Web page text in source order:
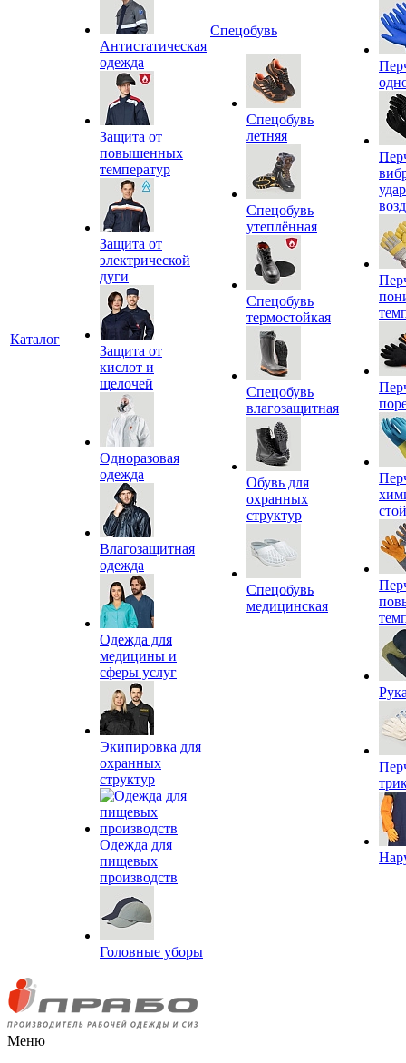
Каталог
Антистатическая
одежда
Защита от
повышенных
температур
Защита от
электрической
дуги
Защита от
кислот и
щелочей
Одноразовая
одежда
Влагозащитная
одежда
Одежда для
медицины и
сферы услуг
Экипировка для
охранных
структур
Одежда для
пищевых
производств
Головные уборы
Спецобувь
Спецобувь
летняя
Спецобувь
утеплённая
Спецобувь
термостойкая
Спецобувь
влагозащитная
Обувь для
охранных
структур
Спецобувь
медицинская
Меню